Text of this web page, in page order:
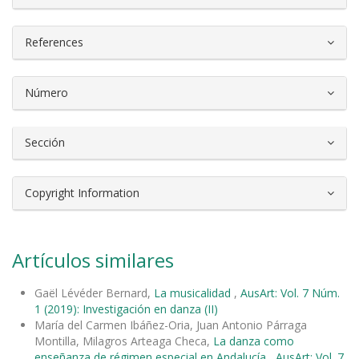
References
Número
Sección
Copyright Information
Artículos similares
Gaël Lévéder Bernard, La musicalidad , AusArt: Vol. 7 Núm.
1 (2019): Investigación en danza (II)
María del Carmen Ibáñez-Oria, Juan Antonio Párraga
Montilla, Milagros Arteaga Checa, La danza como